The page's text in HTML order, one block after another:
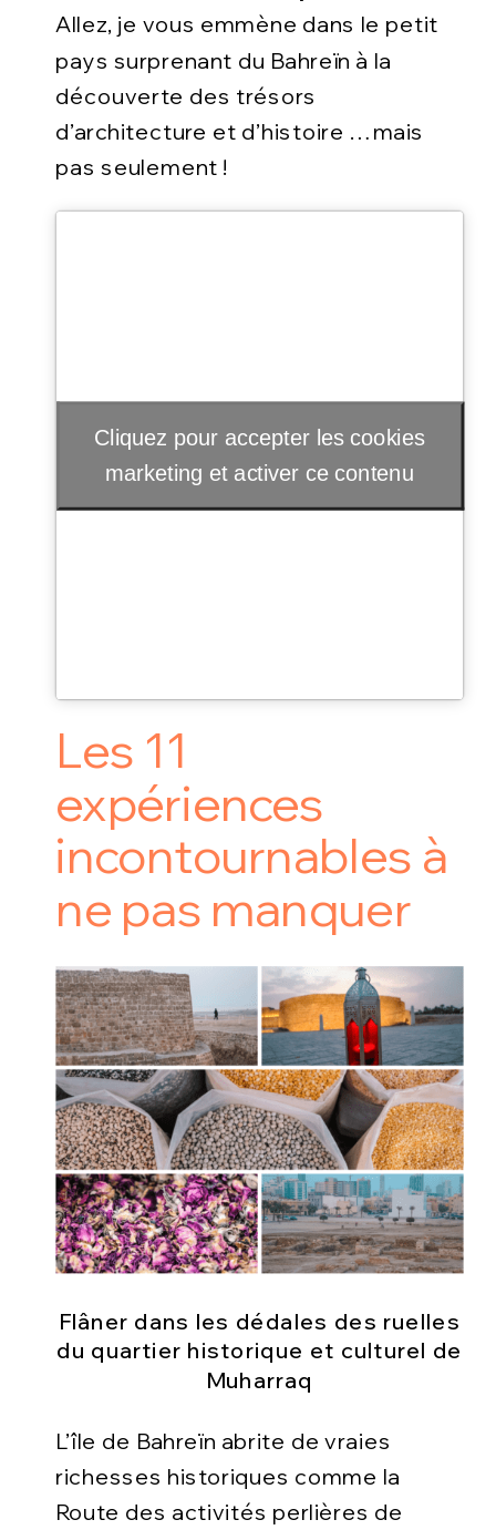
Allez, je vous emmène dans le petit
pays surprenant du Bahreïn à la
découverte des trésors
d’architecture et d’histoire …mais
pas seulement !
Cliquez pour accepter les cookies
marketing et activer ce contenu
Les 11
expériences
incontournables à
ne pas manquer
Flâner dans les dédales des ruelles
du quartier historique et culturel de
Muharraq
L’île de Bahreïn abrite de vraies
richesses historiques comme la
Route des activités perlières de